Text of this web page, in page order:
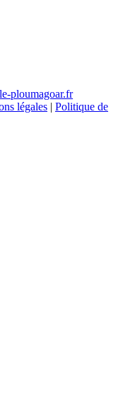
ploumagoar.fr
légales | Politique de